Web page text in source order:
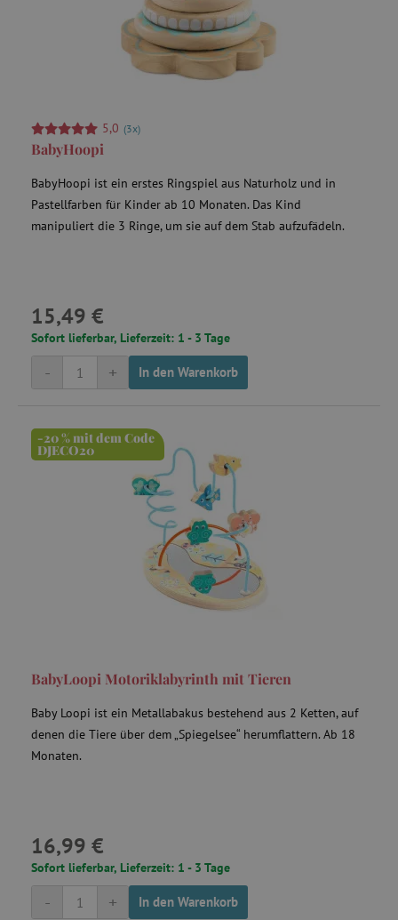
5,0 (3x)
BabyHoopi
BabyHoopi ist ein erstes Ringspiel aus Naturholz und in
Pastellfarben für Kinder ab 10 Monaten. Das Kind
manipuliert die 3 Ringe, um sie auf dem Stab aufzufädeln.
15,49 €
Sofort lieferbar, Lieferzeit: 1 - 3 Tage
+
- In den Warenkorb
-20 % mit dem Code
DJECO20
BabyLoopi Motoriklabyrinth mit Tieren
Baby Loopi ist ein Metallabakus bestehend aus 2 Ketten, auf
denen die Tiere über dem „Spiegelsee“ herumflattern. Ab 18
Monaten.
16,99 €
Sofort lieferbar, Lieferzeit: 1 - 3 Tage
+
- In den Warenkorb